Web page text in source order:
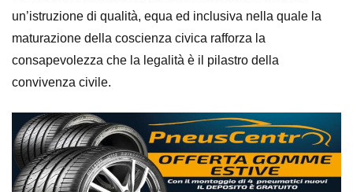
un’istruzione di qualità, equa ed inclusiva nella quale la
maturazione della coscienza civica rafforza la
consapevolezza che la legalità è il pilastro della
convivenza civile.